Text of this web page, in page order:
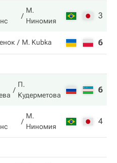
М.
Ниномия
3
M. Kubka 6
П.
Кудерметова
6
М.
Ниномия
4